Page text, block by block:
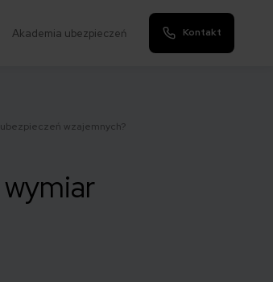
Akademia ubezpieczeń Kontakt
wzajemnych?